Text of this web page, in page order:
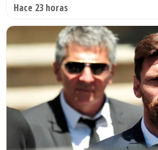
Hace 23 horas